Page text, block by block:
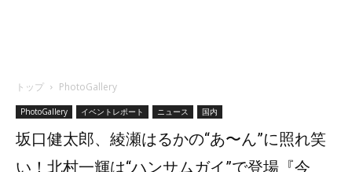
トップ PhotoGallery
PhotoGallery イベントレポート ニュース 国内
坂口健太郎、綾瀬はるかの“あ〜ん”に照れ笑
い！北村一輝は“ハンサムガイ”で登場『今